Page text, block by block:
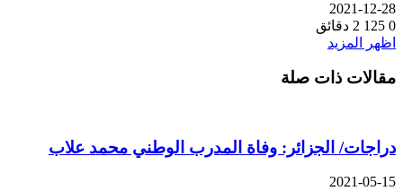
2021-12-28
0
2 دقائق
اظهر المزيد
مقالات ذات صلة
دراجات/ الجزائر: وفاة المدرب الوطني محمد علاب
2021-05-15